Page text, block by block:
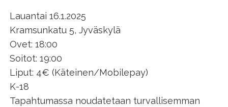
Lauantai 16.1.2025
Kramsunkatu 5, Jyväskylä
Ovet: 18:00
Soitot: 19:00
Liput: 4€ (Käteinen/Mobilepay)
K-18
Tapahtumassa noudatetaan turvallisemman